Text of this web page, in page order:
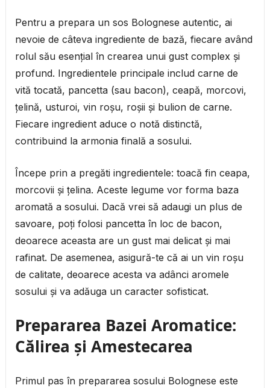
Pentru a prepara un sos Bolognese autentic, ai
nevoie de câteva ingrediente de bază, fiecare având
rolul său esențial în crearea unui gust complex și
profund. Ingredientele principale includ carne de
vită tocată, pancetta (sau bacon), ceapă, morcovi,
țelină, usturoi, vin roșu, roșii și bulion de carne.
Fiecare ingredient aduce o notă distinctă,
contribuind la armonia finală a sosului.
Începe prin a pregăti ingredientele: toacă fin ceapa,
morcovii și țelina. Aceste legume vor forma baza
aromată a sosului. Dacă vrei să adaugi un plus de
savoare, poți folosi pancetta în loc de bacon,
deoarece aceasta are un gust mai delicat și mai
rafinat. De asemenea, asigură-te că ai un vin roșu
de calitate, deoarece acesta va adânci aromele
sosului și va adăuga un caracter sofisticat.
Prepararea Bazei Aromatice:
Călirea și Amestecarea
Primul pas în prepararea sosului Bolognese este